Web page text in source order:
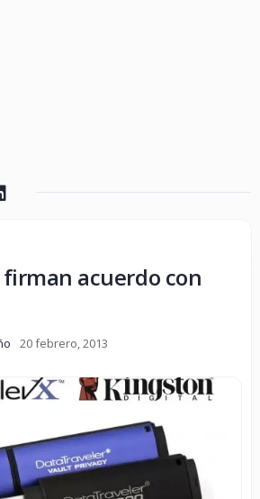
firman acuerdo con
20 febrero, 2013